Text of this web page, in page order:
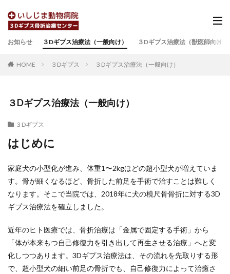
お知らせ ３Dギプス治療法（一般向け） ３Dギプス治療法（獣医師向け）
HOME ３Dギプス ３Dギプス治療法（一般向け）
３Dギプス治療法（一般向け）
３Dギプス
はじめに
家庭犬の小型化が進み、体重1〜2kgほどの超小型犬が増えていま
す。骨が細くなるほど、骨折した前足を手術で治すことは難しく
なります。そこで当院では、2018年に犬の橈尺骨骨折に対する3D
ギプス治療法を確立しました。
近年のヒト医療では、骨折治療は「金属で固定する手術」から
「体が本来もつ自己修復力を引き出して再生させる治療」へと変
化しつつあります。3Dギプス治療法は、その流れを先取りする形
で、超小型犬の細い前足の骨折でも、自己修復力によって治癒さ